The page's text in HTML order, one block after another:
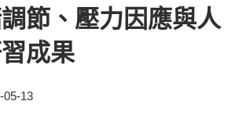
節、壓力因應與人
成果
05-13